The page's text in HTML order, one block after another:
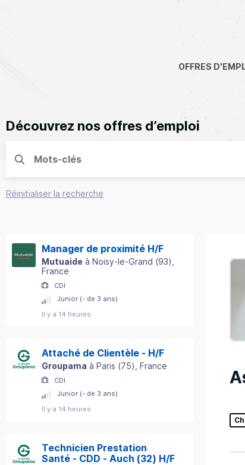
OFFRES
Découvrez nos offres d’emploi
Réinitialiser la recherche
Manager de proximité H/F
Mutuaide à Noisy-le-Grand (93)
France
CDI
Junior (- de 3 ans)
Il y a 14 heures
Attaché de Clientèle - H/F
Groupama à Paris (75) , France
CDI
Junior (- de 3 ans)
Il y a 14 heures
Technicien Prestation
Santé - CDD - Auch (32) H/F